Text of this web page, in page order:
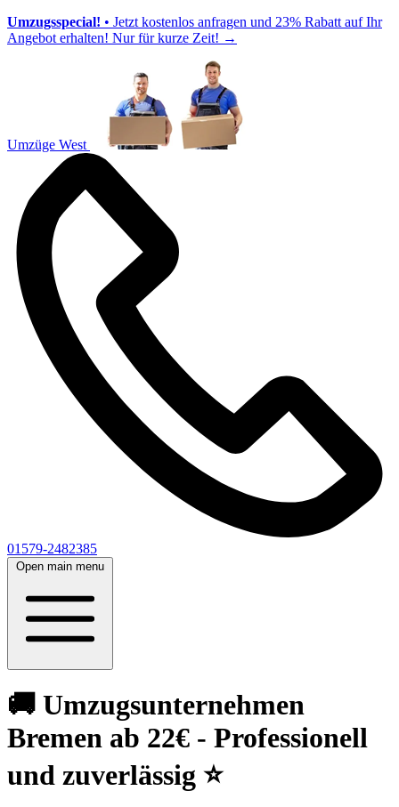
Umzugsspecial! • Jetzt kostenlos anfragen und 23% Rabatt auf Ihr
Angebot erhalten! Nur für kurze Zeit! →
Umzüge West
01579-2482385
Open main menu
🚚 Umzugsunternehmen
Bremen ab 22€ - Professionell
und zuverlässig ⭐